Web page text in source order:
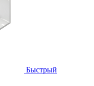
Быстрый